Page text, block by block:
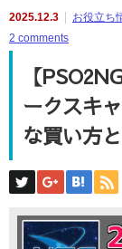
2025.12.3 お役立ち
2 comments
【
ークスキ
な買い方